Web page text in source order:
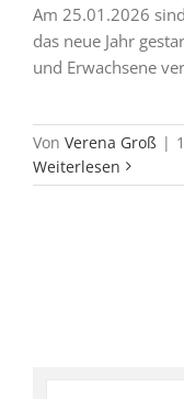
Am 25.01.2026
das neue Jahr
und Erwachsene
Von Verena Groß |
Weiterlesen